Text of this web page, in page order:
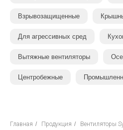
Взрывозащищенные
Для агрессивных сред
Вытяжные вентиляторы
Центробежные
Главная / Продукция / Вентиляторы